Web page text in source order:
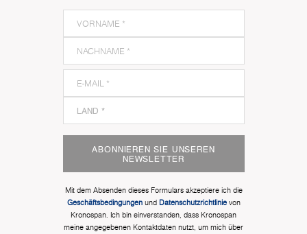
ABONNIEREN SIE UNSEREN
NEWSLETTER
Mit dem Absenden dieses Formulars akzeptiere ich die
Geschäftsbedingungenund Datenschutzrichtlinievon
Kronospan. Ich bin einverstanden, dass Kronospan
meine angegebenen Kontaktdaten nutzt, um mich über